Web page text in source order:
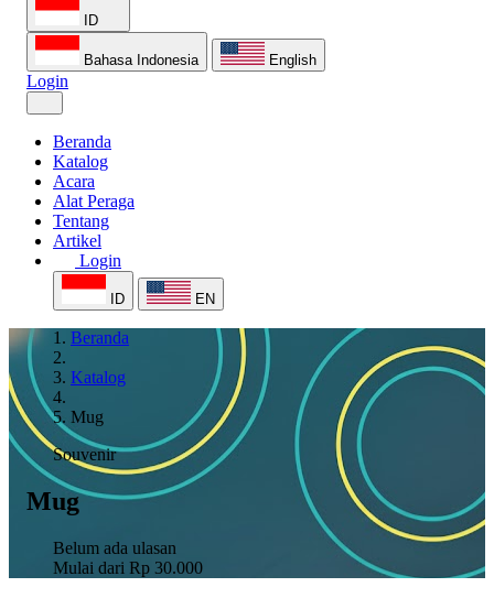
ID
Bahasa Indonesia English
Login
Beranda
Katalog
Acara
Alat Peraga
Tentang
Artikel
Login
ID EN
Beranda
Katalog
Mug
Souvenir
Mug
Belum ada ulasan
Mulai dari Rp 30.000